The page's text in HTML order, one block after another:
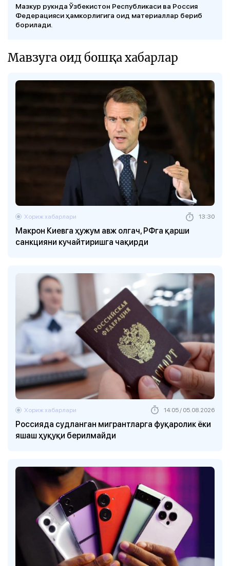
Мазкур рукнда Ўзбекистон Республикаси ва Россия
Федерацияси ҳамкорлигига оид материаллар бериб
борилади.
Мавзуга оид бошқа хабарлар
Макрон Киевга ҳужум авж олгач, РФга қарши
санкцияни кучайтиришга чақирди
Хориж хабарлари 13:30
Россияда судланган мигрантларга фуқаролик ёки
яшаш ҳуқуқи берилмайди
Хориж хабарлари 14:05 / 05.08.2026